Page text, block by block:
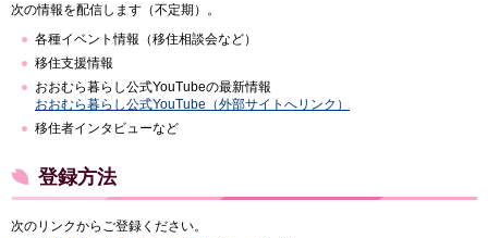
次の情報を配信します（不定期）。
各種イベント情報（移住相談会など）
移住支援情報
おおむら暮らし公式YouTubeの最新情報
おおむら暮らし公式YouTube（外部サイトへリンク）
移住者インタビューなど
登録方法
次のリンクからご登録ください。